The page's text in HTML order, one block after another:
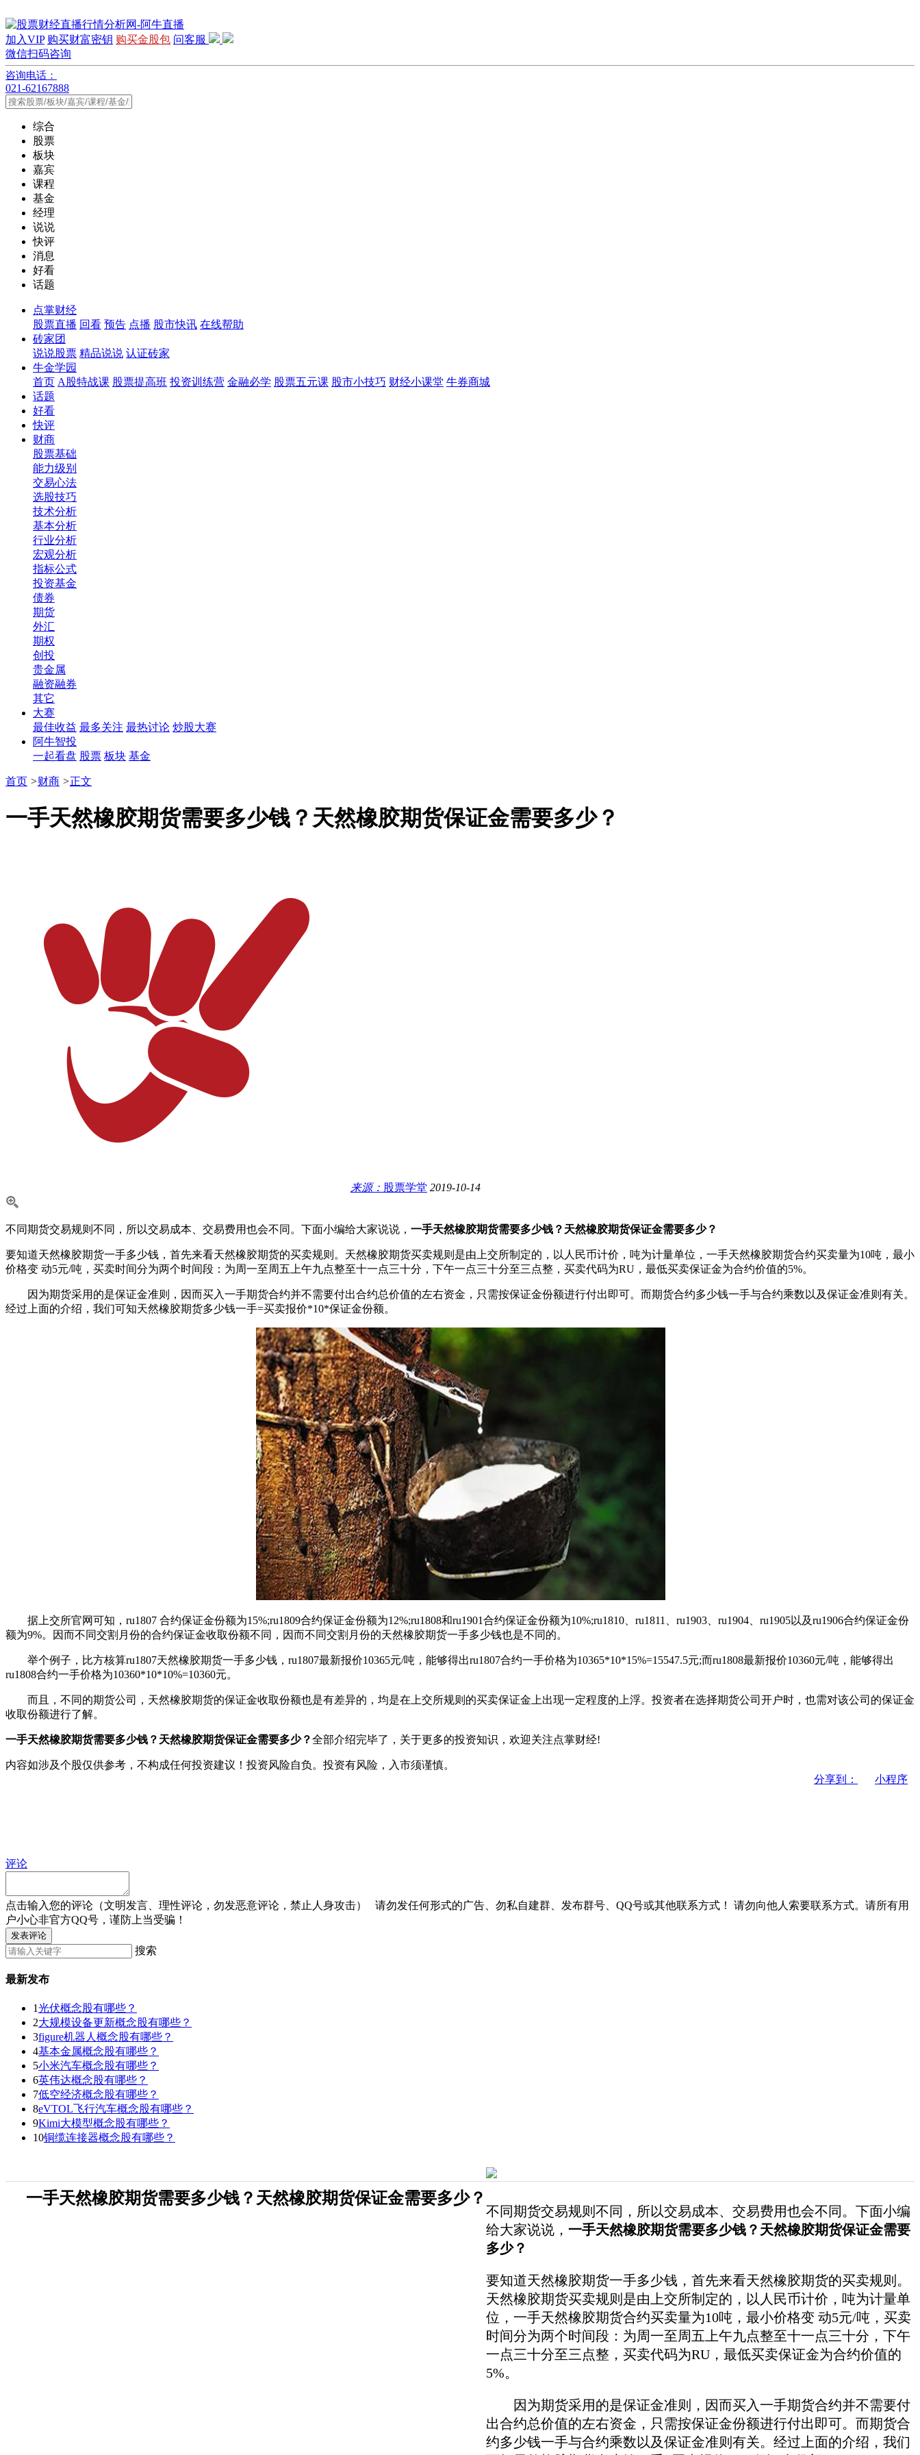
加入VIP 购买财富密钥 购买金股包 问客服
微信扫码咨询
咨询电话：
021-62167888
综合
股票
板块
嘉宾
课程
基金
经理
说说
快评
消息
好看
话题
点掌财经
股票直播 回看 预告 点播 股市快讯 在线帮助
砖家团
说说股票 精品说说 认证砖家
牛金学园
首页 A股特战课 股票提高班 投资训练营 金融必学 股票五元课 股市小技巧 财经小课堂 牛券商城
话题
好看
快评
财商
股票基础
能力级别
交易心法
选股技巧
技术分析
基本分析
行业分析
宏观分析
指标公式
投资基金
债券
期货
外汇
期权
创投
贵金属
融资融券
其它
大赛
最佳收益 最多关注 最热讨论 炒股大赛
阿牛智投
一起看盘 股票 板块 基金
首页 >财商 >正文
一手天然橡胶期货需要多少钱？天然橡胶期货保证金需要多少？
来源： 股票学堂 2019-10-14
不同期货交易规则不同，所以交易成本、交易费用也会不同。下面小编给大家说说， 一手天然橡胶期货需要多少钱？天然橡胶期货保证金需要多少？
要知道天然橡胶期货一手多少钱，首先来看天然橡胶期货的买卖规则。天然橡胶期货买卖规则是由上交所制定的，以人民币计价，吨为计量单位，一手天然橡胶期货合约买卖量为10吨，最小
价格变 动5元/吨，买卖时间分为两个时间段：为周一至周五上午九点整至十一点三十分，下午一点三十分至三点整，买卖代码为RU，最低买卖保证金为合约价值的5%。
因为期货采用的是保证金准则，因而买入一手期货合约并不需要付出合约总价值的左右资金，只需按保证金份额进行付出即可。而期货合约多少钱一手与合约乘数以及保证金准则有关。
经过上面的介绍，我们可知天然橡胶期货多少钱一手=买卖报价*10*保证金份额。
据上交所官网可知，ru1807 合约保证金份额为15%;ru1809合约保证金份额为12%;ru1808和ru1901合约保证金份额为10%;ru1810、ru1811、ru1903、ru1904、ru1905以及ru1906合约保证金份
额为9%。因而不同交割月份的合约保证金收取份额不同，因而不同交割月份的天然橡胶期货一手多少钱也是不同的。
举个例子，比方核算ru1807天然橡胶期货一手多少钱，ru1807最新报价10365元/吨，能够得出ru1807合约一手价格为10365*10*15%=15547.5元;而ru1808最新报价10360元/吨，能够得出
ru1808合约一手价格为10360*10*10%=10360元。
而且，不同的期货公司，天然橡胶期货的保证金收取份额也是有差异的，均是在上交所规则的买卖保证金上出现一定程度的上浮。投资者在选择期货公司开户时，也需对该公司的保证金
收取份额进行了解。
一手天然橡胶期货需要多少钱？天然橡胶期货保证金需要多少？全部介绍完毕了，关于更多的投资知识，欢迎关注点掌财经!
内容如涉及个股仅供参考，不构成任何投资建议！投资风险自负。投资有风险，入市须谨慎。
分享到：
小程序
评论
点击输入您的评论（文明发言、理性评论，勿发恶意评论，禁止人身攻击） 请勿发任何形式的广告、勿私自建群、发布群号、QQ号或其他联系方式！
请勿向他人索要联系方式。请所有用
户小心非官方QQ号，谨防上当受骗！
发表评论
搜索
最新发布
1光伏概念股有哪些？
2大规模设备更新概念股有哪些？
3figure机器人概念股有哪些？
4基本金属概念股有哪些？
5小米汽车概念股有哪些？
6英伟达概念股有哪些？
7低空经济概念股有哪些？
8eVTOL飞行汽车概念股有哪些？
9Kimi大模型概念股有哪些？
10铜缆连接器概念股有哪些？
一手天然橡胶期货需要多少钱？天然橡胶期货保证金需要多少？
不同期货交易规则不同，所以交易成本、交易费用也会不同。下面小编
给大家说说， 一手天然橡胶期货需要多少钱？天然橡胶期货保证金需要
多少？
要知道天然橡胶期货一手多少钱，首先来看天然橡胶期货的买卖规则。
天然橡胶期货买卖规则是由上交所制定的，以人民币计价，吨为计量单
位，一手天然橡胶期货合约买卖量为10吨，最小价格变 动5元/吨，买卖
时间分为两个时间段：为周一至周五上午九点整至十一点三十分，下午
一点三十分至三点整，买卖代码为RU，最低买卖保证金为合约价值的
5%。
因为期货采用的是保证金准则，因而买入一手期货合约并不需要付
出合约总价值的左右资金，只需按保证金份额进行付出即可。而期货合
约多少钱一手与合约乘数以及保证金准则有关。经过上面的介绍，我们